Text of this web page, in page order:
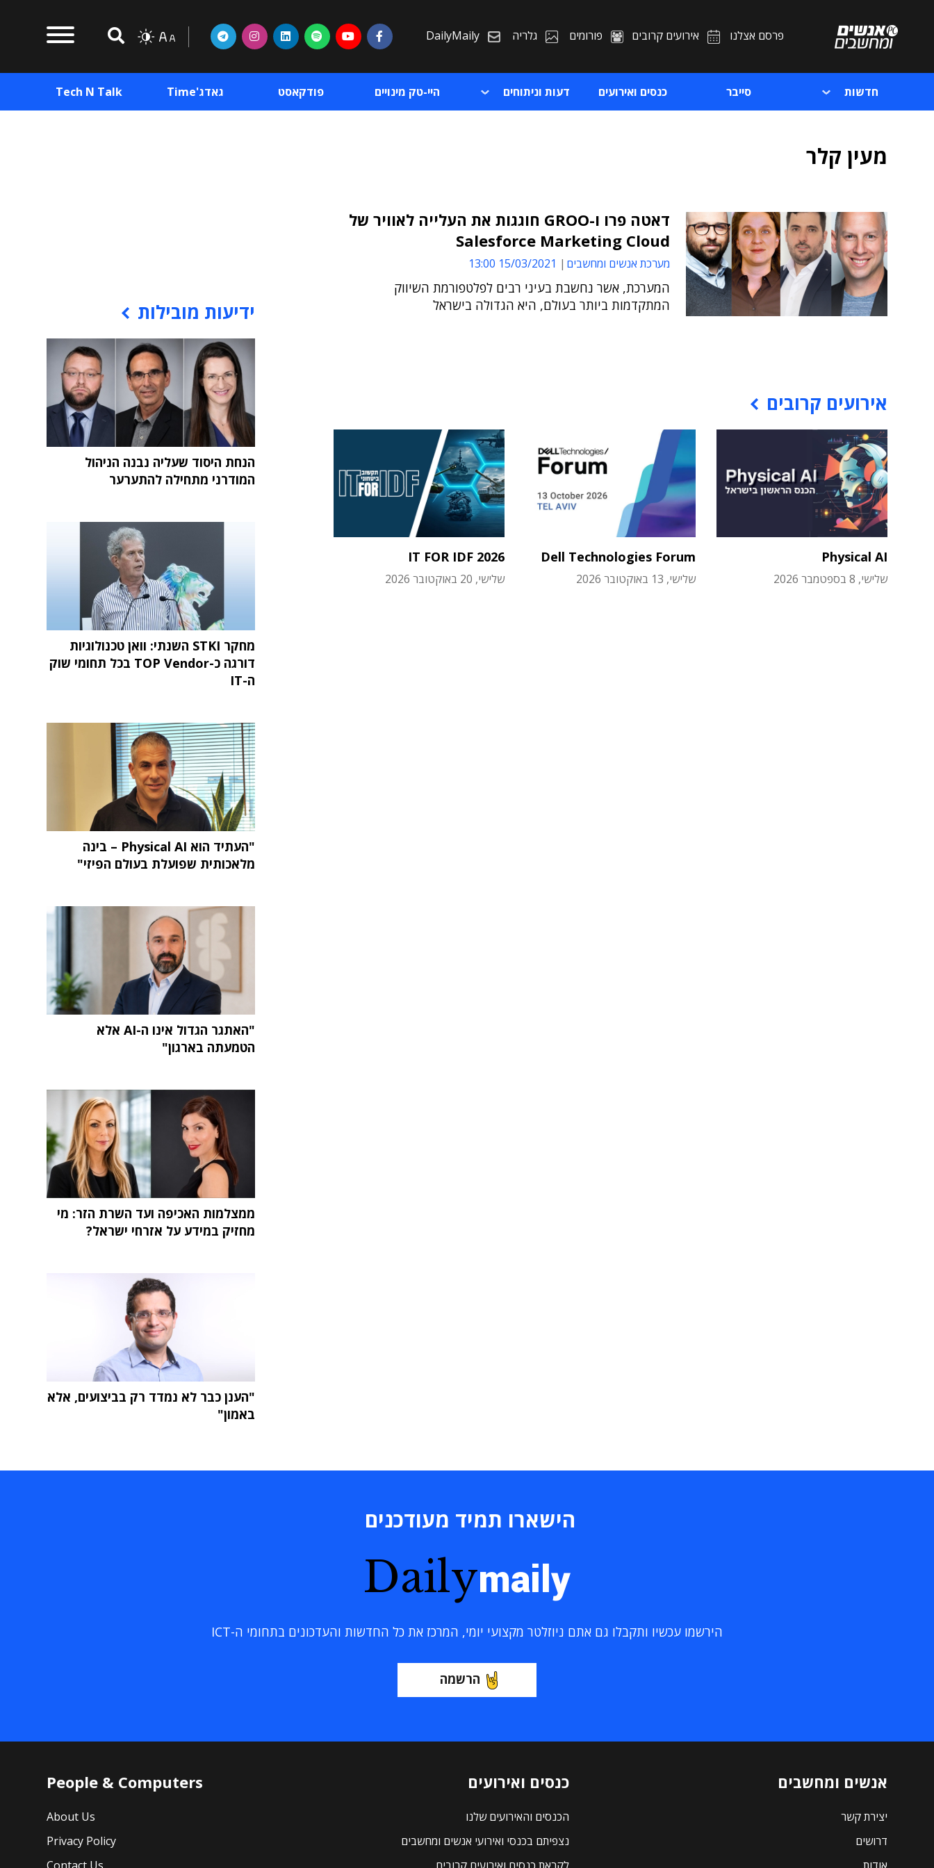
פרסם אצלנו אירועים קרובים פורומים גלריה DailyMaily
חדשות סייבר כנסים ואירועים דעות וניתוחים היי-טק מינויים פודקאסט גאדג'Time Tech N Talk
מעין קלר
דאטה פרו ו-GROO חוגגות את העלייה לאוויר של
Salesforce Marketing Cloud
מערכת אנשים ומחשבים 15/03/2021 13:00
המערכת, אשר נחשבת בעיני רבים לפלטפורמת השיווק
המתקדמות ביותר בעולם, היא הגדולה בישראל
אירועים קרובים
Physical AI
שלישי, 8 בספטמבר 2026
Dell Technologies Forum
שלישי, 13 באוקטובר 2026
IT FOR IDF 2026
שלישי, 20 באוקטובר 2026
ידיעות מובילות
הנחת היסוד שעליה נבנה הניהול
המודרני מתחילה להתערער
מחקר STKI השנתי: וואן טכנולוגיות
דורגה כ-TOP Vendor בכל תחומי שוק
ה-IT
"העתיד הוא Physical AI – בינה
מלאכותית שפועלת בעולם הפיזי"
"האתגר הגדול אינו ה-AI אלא
הטמעתה בארגון"
ממצלמות האכיפה ועד השרת הזר: מי
מחזיק במידע על אזרחי ישראל?
"הענן כבר לא נמדד רק בביצועים, אלא
באמון"
הישארו תמיד מעודכנים
Dailymaily
הירשמו עכשיו ותקבלו גם אתם ניוזלטר מקצועי יומי, המרכז את כל החדשות והעדכונים בתחומי ה-ICT
הרשמה
אנשים ומחשבים
יצירת קשר
דרושים
כנסים ואירועים
הכנסים והאירועים שלנו
נצפיתם בכנסי ואירועי אנשים ומחשבים
People & Computers
About Us
Privacy Policy